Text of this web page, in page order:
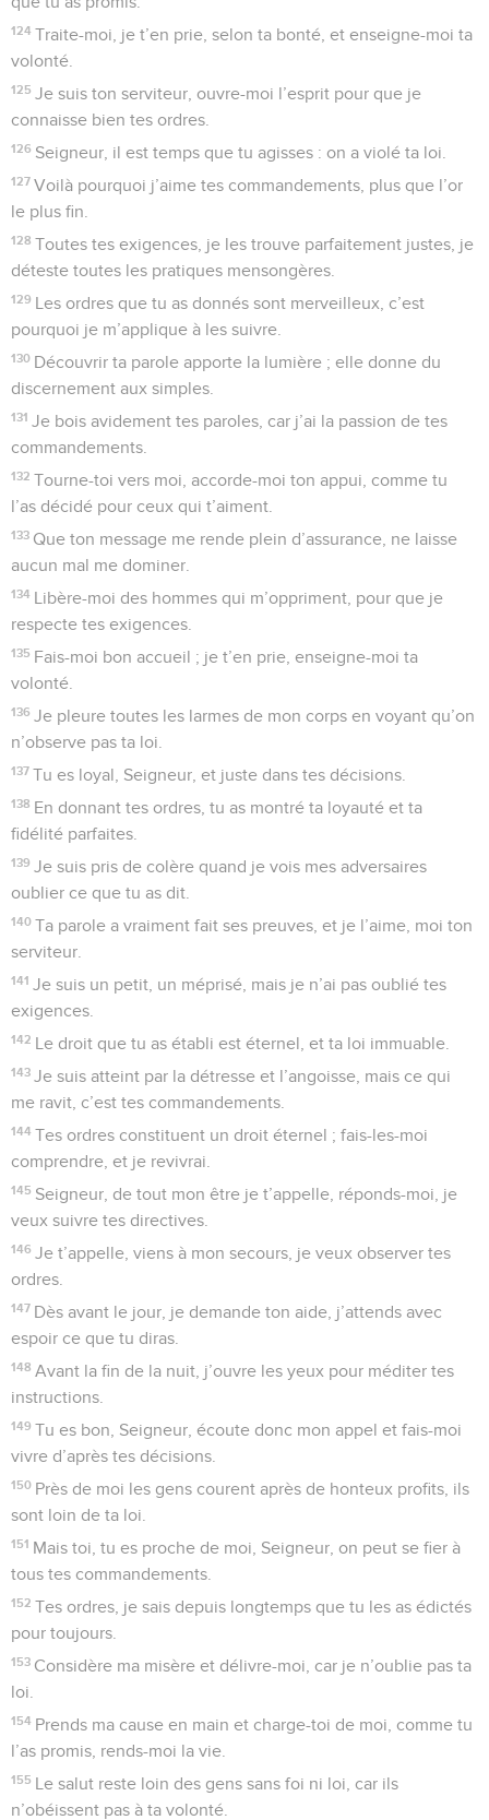
124 Traite-moi, je t’en prie, selon ta bonté, et enseigne-moi ta
volonté.
125 Je suis ton serviteur, ouvre-moi l’esprit pour que je
connaisse bien tes ordres.
126 Seigneur, il est temps que tu agisses : on a violé ta loi.
127 Voilà pourquoi j’aime tes commandements, plus que l’or
le plus fin.
128 Toutes tes exigences, je les trouve parfaitement justes, je
déteste toutes les pratiques mensongères.
129 Les ordres que tu as donnés sont merveilleux, c’est
pourquoi je m’applique à les suivre.
130 Découvrir ta parole apporte la lumière ; elle donne du
discernement aux simples.
131 Je bois avidement tes paroles, car j’ai la passion de tes
commandements.
132 Tourne-toi vers moi, accorde-moi ton appui, comme tu
l’as décidé pour ceux qui t’aiment.
133 Que ton message me rende plein d’assurance, ne laisse
aucun mal me dominer.
134 Libère-moi des hommes qui m’oppriment, pour que je
respecte tes exigences.
135 Fais-moi bon accueil ; je t’en prie, enseigne-moi ta
volonté.
136 Je pleure toutes les larmes de mon corps en voyant qu’on
n’observe pas ta loi.
137 Tu es loyal, Seigneur, et juste dans tes décisions.
138 En donnant tes ordres, tu as montré ta loyauté et ta
fidélité parfaites.
139 Je suis pris de colère quand je vois mes adversaires
oublier ce que tu as dit.
140 Ta parole a vraiment fait ses preuves, et je l’aime, moi ton
serviteur.
141 Je suis un petit, un méprisé, mais je n’ai pas oublié tes
exigences.
142 Le droit que tu as établi est éternel, et ta loi immuable.
143 Je suis atteint par la détresse et l’angoisse, mais ce qui
me ravit, c’est tes commandements.
144 Tes ordres constituent un droit éternel ; fais-les-moi
comprendre, et je revivrai.
145 Seigneur, de tout mon être je t’appelle, réponds-moi, je
veux suivre tes directives.
146 Je t’appelle, viens à mon secours, je veux observer tes
ordres.
147 Dès avant le jour, je demande ton aide, j’attends avec
espoir ce que tu diras.
148 Avant la fin de la nuit, j’ouvre les yeux pour méditer tes
instructions.
149 Tu es bon, Seigneur, écoute donc mon appel et fais-moi
vivre d’après tes décisions.
150 Près de moi les gens courent après de honteux profits, ils
sont loin de ta loi.
151 Mais toi, tu es proche de moi, Seigneur, on peut se fier à
tous tes commandements.
152 Tes ordres, je sais depuis longtemps que tu les as édictés
pour toujours.
153 Considère ma misère et délivre-moi, car je n’oublie pas ta
loi.
154 Prends ma cause en main et charge-toi de moi, comme tu
l’as promis, rends-moi la vie.
155 Le salut reste loin des gens sans foi ni loi, car ils
n’obéissent pas à ta volonté.